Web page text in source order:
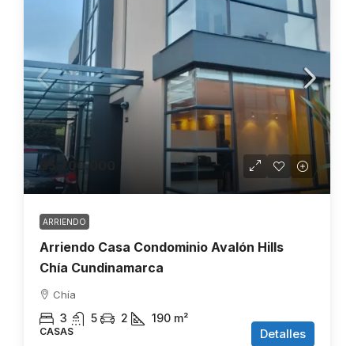
$5.700.000
ARRIENDO
Arriendo Casa Condominio Avalón Hills
Chía Cundinamarca
Chía
3 5 2 190 m²
CASAS Detalles